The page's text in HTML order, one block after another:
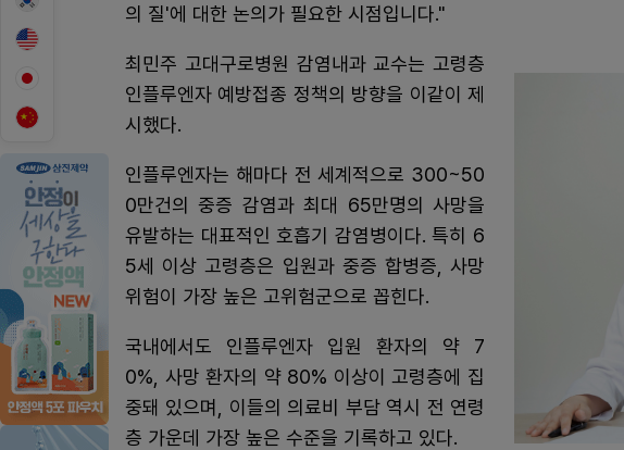
의 질'에 대한 논의가 필요한 시점입니다."
최민주 고대구로병원 감염내과 교수는 고령층
인플루엔자 예방접종 정책의 방향을 이같이 제
시했다.
인플루엔자는 해마다 전 세계적으로 300~50
0만건의 중증 감염과 최대 65만명의 사망을
유발하는 대표적인 호흡기 감염병이다. 특히 6
5세 이상 고령층은 입원과 중증 합병증, 사망
위험이 가장 높은 고위험군으로 꼽힌다.
국내에서도 인플루엔자 입원 환자의 약 7
0%, 사망 환자의 약 80% 이상이 고령층에 집
중돼 있으며, 이들의 의료비 부담 역시 전 연령
층 가운데 가장 높은 수준을 기록하고 있다.